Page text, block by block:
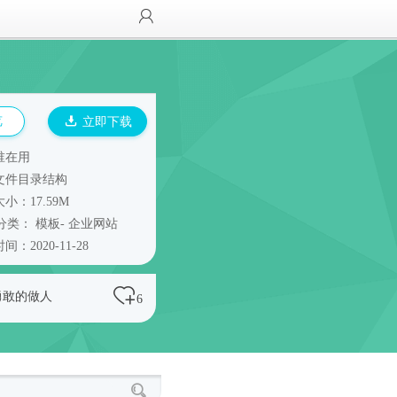
立即下载
在用
件目录结构
小：17.59M
类： 模板- 企业网站
间：2020-11-28
敢的做人 6